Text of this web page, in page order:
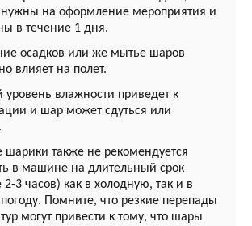
на оформление мероприятия и
в течение 1 дня.
осадков или же мытье шаров
влияет на полет.
уровень влажности приведет к
и шар может сдуться или
шарики также не рекомендуется
в машине на длительный срок
3 часов) как в холодную, так и в
Помните, что резкие перепады
могут привести к тому, что шары